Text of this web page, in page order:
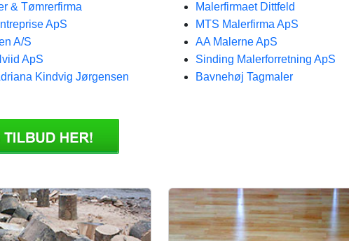
& Tømrerfirma
ApS
A/S
ApS
Kindvig Jørgensen
Malerfirmaet Dittfeld
MTS Malerfirma ApS
AA Malerne ApS
Sinding Malerforretning ApS
Bavnehøj Tagmaler